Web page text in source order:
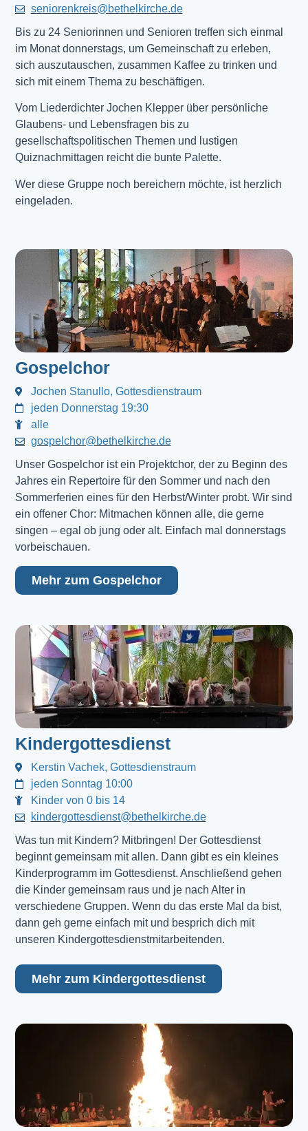
seniorenkreis@bethelkirche.de
Bis zu 24 Seniorinnen und Senioren treffen sich einmal
im Monat donnerstags, um Gemeinschaft zu erleben,
sich auszutauschen, zusammen Kaffee zu trinken und
sich mit einem Thema zu beschäftigen.
Vom Liederdichter Jochen Klepper über persönliche
Glaubens- und Lebensfragen bis zu
gesellschaftspolitischen Themen und lustigen
Quiznachmittagen reicht die bunte Palette.
Wer diese Gruppe noch bereichern möchte, ist herzlich
eingeladen.
Gospelchor
Jochen Stanullo, Gottesdienstraum
jeden Donnerstag 19:30
alle
gospelchor@bethelkirche.de
Unser Gospelchor ist ein Projektchor, der zu Beginn des
Jahres ein Repertoire für den Sommer und nach den
Sommerferien eines für den Herbst/Winter probt. Wir sind
ein offener Chor: Mitmachen können alle, die gerne
singen – egal ob jung oder alt. Einfach mal donnerstags
vorbeischauen.
Mehr zum Gospelchor
Kindergottesdienst
Kerstin Vachek, Gottesdienstraum
jeden Sonntag 10:00
Kinder von 0 bis 14
kindergottesdienst@bethelkirche.de
Was tun mit Kindern? Mitbringen! Der Gottesdienst
beginnt gemeinsam mit allen. Dann gibt es ein kleines
Kinderprogramm im Gottesdienst. Anschließend gehen
die Kinder gemeinsam raus und je nach Alter in
verschiedene Gruppen. Wenn du das erste Mal da bist,
dann geh gerne einfach mit und besprich dich mit
unseren Kindergottesdienstmitarbeitenden.
Mehr zum Kindergottesdienst